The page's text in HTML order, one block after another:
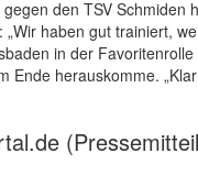
den TSV Schmiden
haben gut trainiert,
in der
herauskomme.